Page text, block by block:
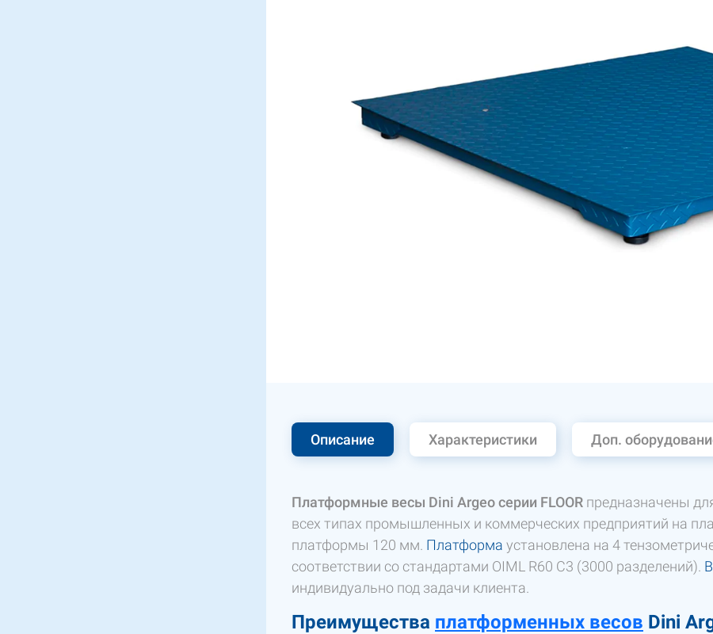
Описание Характеристики Доп.
Платформные весы Dini Argeo серии FLOOR предназначены
всех типах промышленных и коммерческих предприятий на
платформы 120 мм. Платформа установлена ​​на 4
соответствии со стандартами OIML R60 C3 (3000 разделений).
индивидуально под задачи клиента.
Преимущества платформенных весов Dini